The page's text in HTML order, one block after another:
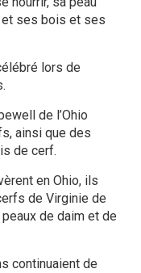
ses bois et ses
lors de
de l’Ohio
ainsi que des
de cerf.
en Ohio, ils
de Virginie de
de daim et de
continuaient de